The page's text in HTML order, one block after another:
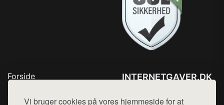
Vi bruger cookies på vores hjemmeside for at
Forside
Top Rabatter
INTERNETGAVER.DK